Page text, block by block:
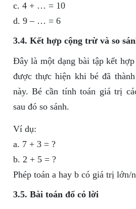
c. 4 + … = 10
d. 9 – … = 6
3.4. Kết hợp cộng trừ và so
Đây là một dạng bài tập kết
được thực hiện khi bé đã
này. Bé cần tính toán giá trị
sau đó so sánh.
Ví dụ:
a. 7 + 3 = ?
b. 2 + 5 = ?
Phép toán a hay b có giá trị lớn/
3.5. Bài toán đố có lời